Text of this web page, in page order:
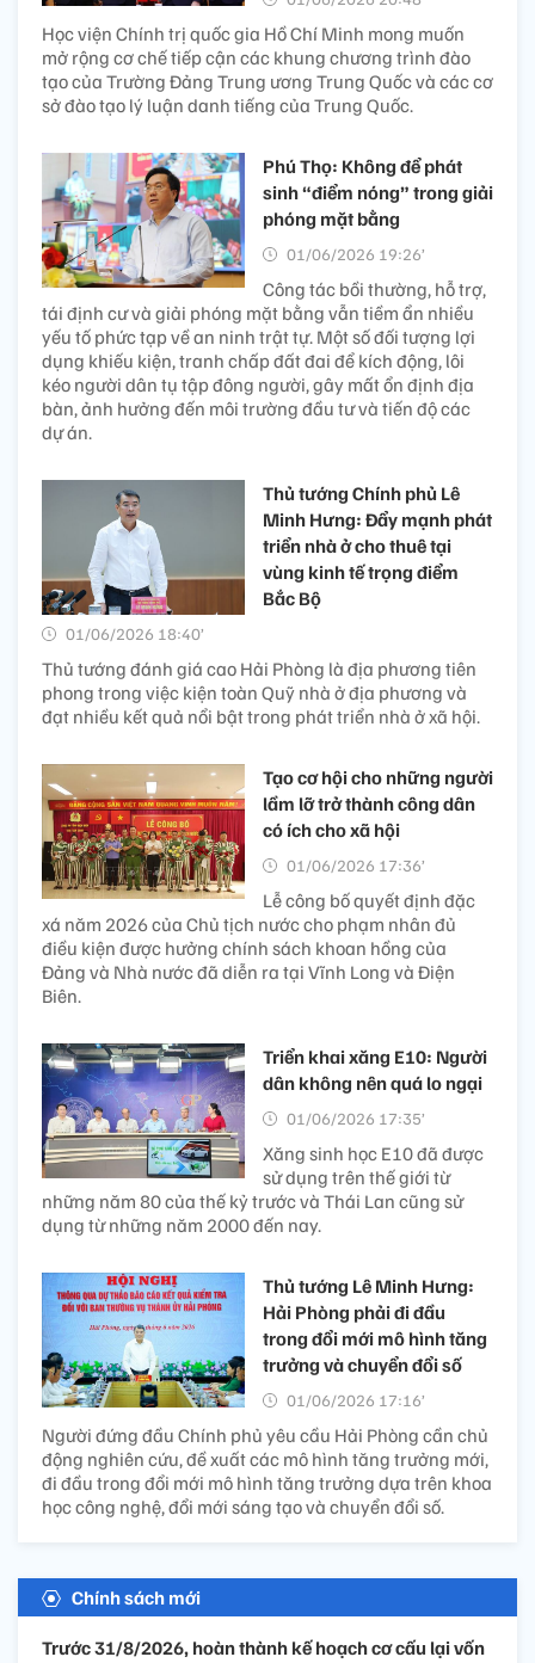
Học viện Chính trị quốc gia Hồ Chí Minh mong muốn
mở rộng cơ chế tiếp cận các khung chương trình đào
tạo của Trường Đảng Trung ương Trung Quốc và các cơ
sở đào tạo lý luận danh tiếng của Trung Quốc.
Phú Thọ: Không để phát
sinh “điểm nóng” trong giải
phóng mặt bằng
01/06/2026 19:26’
Công tác bồi thường, hỗ trợ,
tái định cư và giải phóng mặt bằng vẫn tiềm ẩn nhiều
yếu tố phức tạp về an ninh trật tự. Một số đối tượng lợi
dụng khiếu kiện, tranh chấp đất đai để kích động, lôi
kéo người dân tụ tập đông người, gây mất ổn định địa
bàn, ảnh hưởng đến môi trường đầu tư và tiến độ các
dự án.
Thủ tướng Chính phủ Lê
Minh Hưng: Đẩy mạnh phát
triển nhà ở cho thuê tại
vùng kinh tế trọng điểm
Bắc Bộ
01/06/2026 18:40’
Thủ tướng đánh giá cao Hải Phòng là địa phương tiên
phong trong việc kiện toàn Quỹ nhà ở địa phương và
đạt nhiều kết quả nổi bật trong phát triển nhà ở xã hội.
Tạo cơ hội cho những người
lầm lỡ trở thành công dân
có ích cho xã hội
01/06/2026 17:36’
Lễ công bố quyết định đặc
xá năm 2026 của Chủ tịch nước cho phạm nhân đủ
điều kiện được hưởng chính sách khoan hồng của
Đảng và Nhà nước đã diễn ra tại Vĩnh Long và Điện
Biên.
Triển khai xăng E10: Người
dân không nên quá lo ngại
01/06/2026 17:35’
Xăng sinh học E10 đã được
sử dụng trên thế giới từ
những năm 80 của thế kỷ trước và Thái Lan cũng sử
dụng từ những năm 2000 đến nay.
Thủ tướng Lê Minh Hưng:
Hải Phòng phải đi đầu
trong đổi mới mô hình tăng
trưởng và chuyển đổi số
01/06/2026 17:16’
Người đứng đầu Chính phủ yêu cầu Hải Phòng cần chủ
động nghiên cứu, đề xuất các mô hình tăng trưởng mới,
đi đầu trong đổi mới mô hình tăng trưởng dựa trên khoa
học công nghệ, đổi mới sáng tạo và chuyển đổi số.
Chính sách mới
Trước 31/8/2026, hoàn thành kế hoạch cơ cấu lại vốn